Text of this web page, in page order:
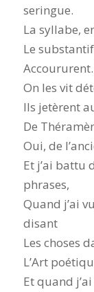
seringue.
La syllabe,
Le
On les vit
Ils jetèrent
De
Oui, de
Et j’ai battu
phrases,
Quand j’ai
disant
Les choses
L’Art
Et quand